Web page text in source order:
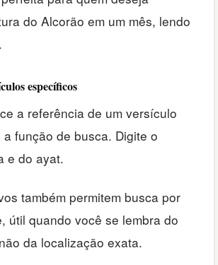
do Alcorão em um mês, lendo
específicos
a referência de um versículo
função de busca. Digite o
e do ayat.
também permitem busca por
útil quando você se lembra do
da localização exata.